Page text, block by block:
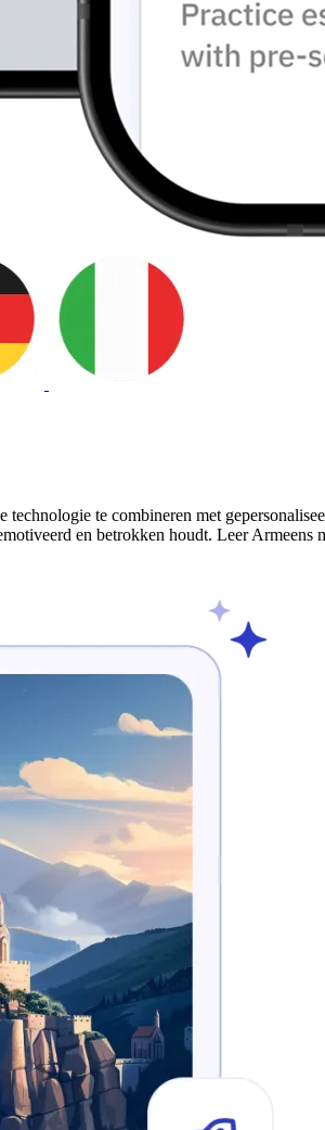
technologie te combineren met
en betrokken houdt. Leer